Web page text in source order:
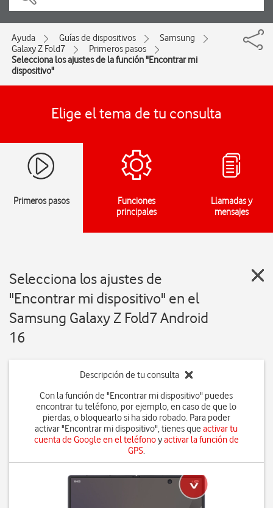
Ayuda Guías de dispositivos
Samsung
Galaxy Z Fold7
Primeros pasos
Selecciona los ajustes de la función "Encontrar mi
dispositivo"
Elige el tema de tu consulta
Primeros pasos
Funciones
principales
Llamadas y
mensajes
Selecciona los ajustes de
"Encontrar mi dispositivo" en el
Samsung Galaxy Z Fold7 Android
16
Descripción de tu consulta
Con la función de "Encontrar mi dispositivo" puedes
encontrar tu teléfono, por ejemplo, en caso de que lo
pierdas, o bloquearlo si ha sido robado. Para poder
activar "Encontrar mi dispositivo", tienes queactivar tu
cuenta de Google en el teléfonoyactivar la función de
GPS.